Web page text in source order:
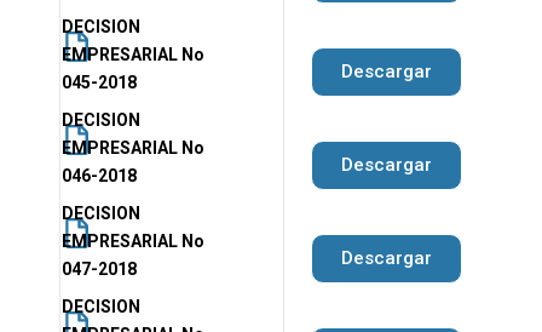
DECISION
EMPRESARIAL No
045-2018
Descargar
DECISION
EMPRESARIAL No
046-2018
Descargar
DECISION
EMPRESARIAL No
047-2018
Descargar
DECISION